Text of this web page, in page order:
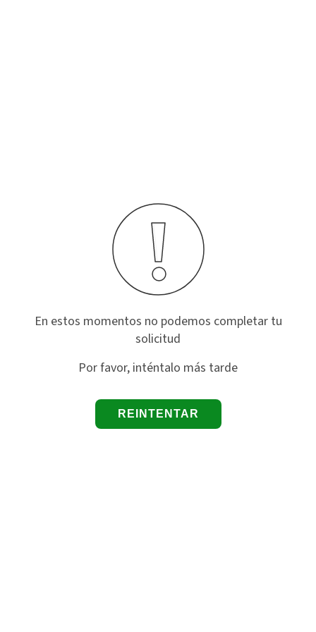
En estos momentos no podemos completar tu
solicitud
Por favor, inténtalo más tarde
REINTENTAR